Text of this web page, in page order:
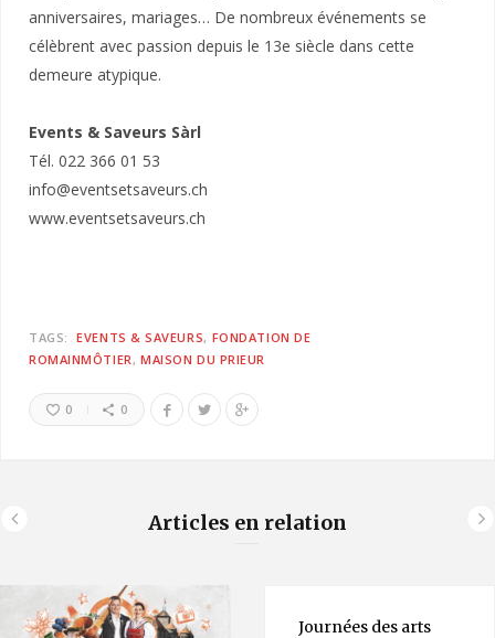
anniversaires, mariages… De nombreux événements se
célèbrent avec passion depuis le 13e siècle dans cette
demeure atypique.
Events & Saveurs Sàrl
Tél. 022 366 01 53
info@eventsetsaveurs.ch
www.eventsetsaveurs.ch
TAGS: EVENTS & SAVEURS FONDATION DE
ROMAINMÔTIER
MAISON DU PRIEUR
0 0
Articles en relation
Journées des arts